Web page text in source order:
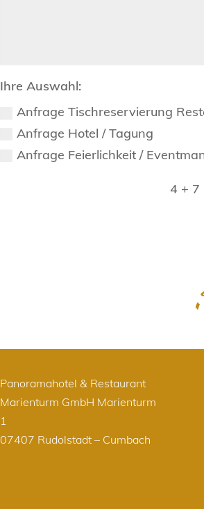
Ihre Auswahl:
Anfrage Tischreservierung
Anfrage Hotel / Tagung
Anfrage Feierlichkeit /
4 + 7
Panoramahotel & Restaurant
Marienturm GmbH Marienturm
1
07407 Rudolstadt – Cumbach